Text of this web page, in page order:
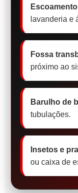
lavanderia e
Fossa
próximo ao
Barulho de
tubulações.
Insetos e
ou caixa de